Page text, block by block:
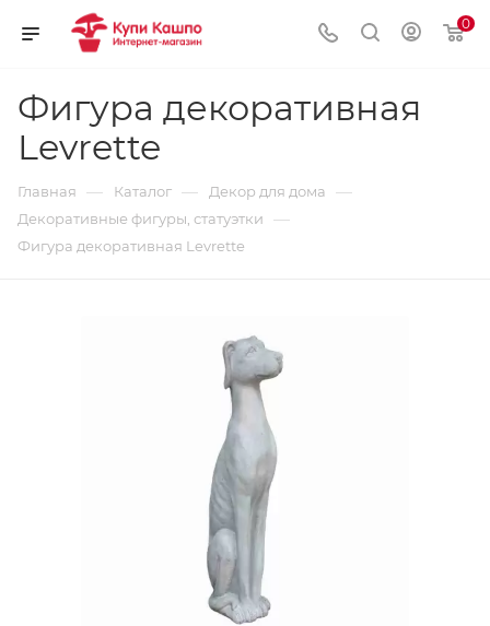
0
Фигура декоративная
Levrette
Главная — Каталог — Декор для дома —
Декоративные фигуры, статуэтки —
Фигура декоративная Levrette